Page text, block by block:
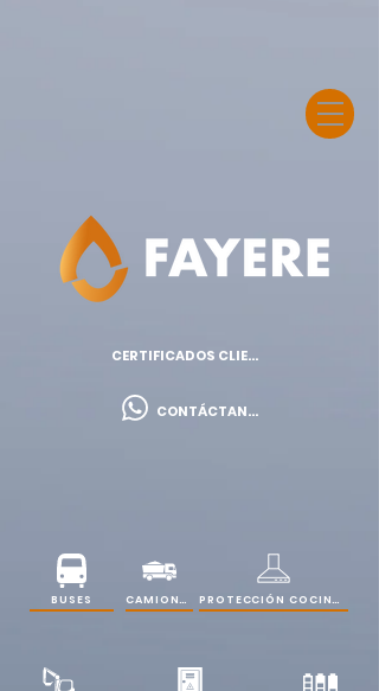
CERTIFICADOS CLIENTES
BUSES CAMIONES PROTECCIÓN COCINAS
CONTÁCTANOS